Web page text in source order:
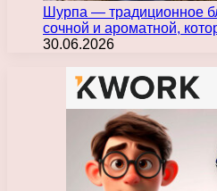
Шурпа — традиционное
сочной и ароматной,
30.06.2026